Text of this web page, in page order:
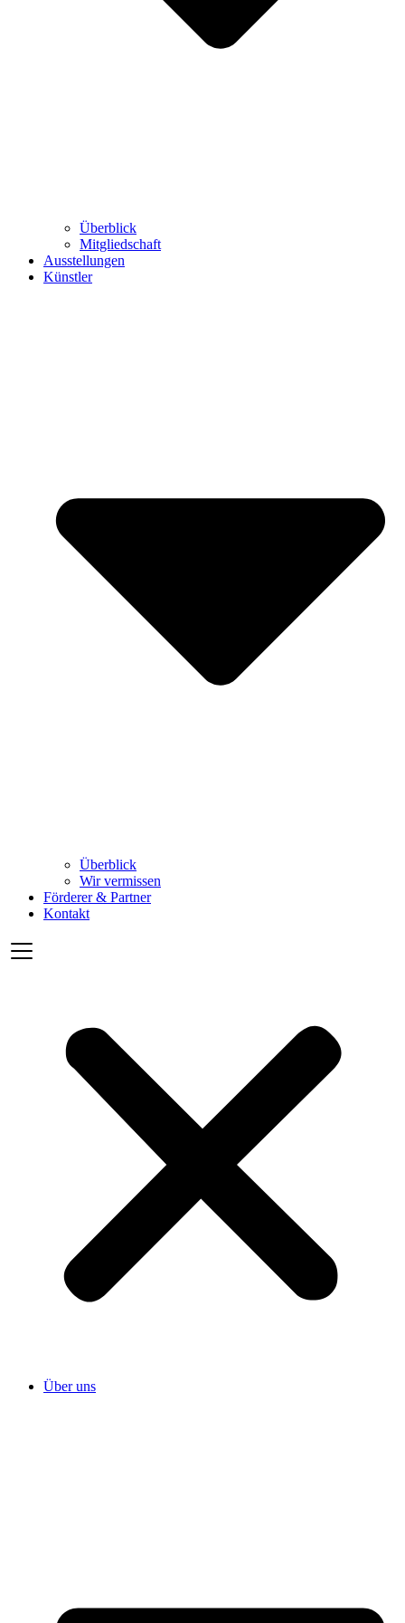
Überblick
Mitgliedschaft
Ausstellungen
Künstler
Überblick
Wir vermissen
Förderer & Partner
Kontakt
Über uns